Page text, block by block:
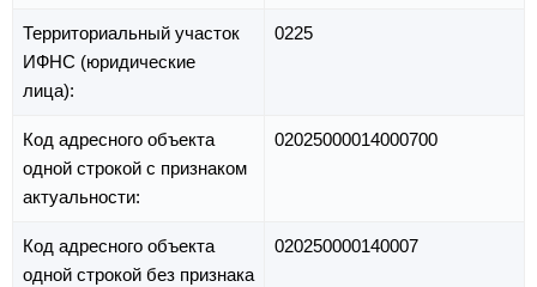
Территориальный участок
ИФНС (юридические
лица):
0225
Код адресного объекта
одной строкой с признаком
актуальности:
02025000014000700
Код адресного объекта
одной строкой без признака
020250000140007